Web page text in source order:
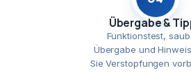
Übergabe &
Funktionstest,
Übergabe und
Sie Verstopfungen